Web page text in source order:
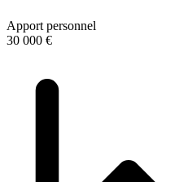
Apport personnel
30 000 €